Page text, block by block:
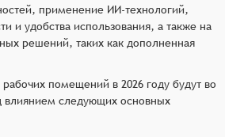
применение ИИ-технологий,
и удобства использования, а также на
решений, таких как дополненная
помещений в 2026 году будут во
влиянием следующих основных